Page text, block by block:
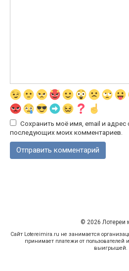
Сохранить моё имя, email и адрес
последующих моих комментариев.
© 2026 Лотереи
Сайт Lotereimira.ru не занимается
принимает платежи от пользователей
выигрышей.